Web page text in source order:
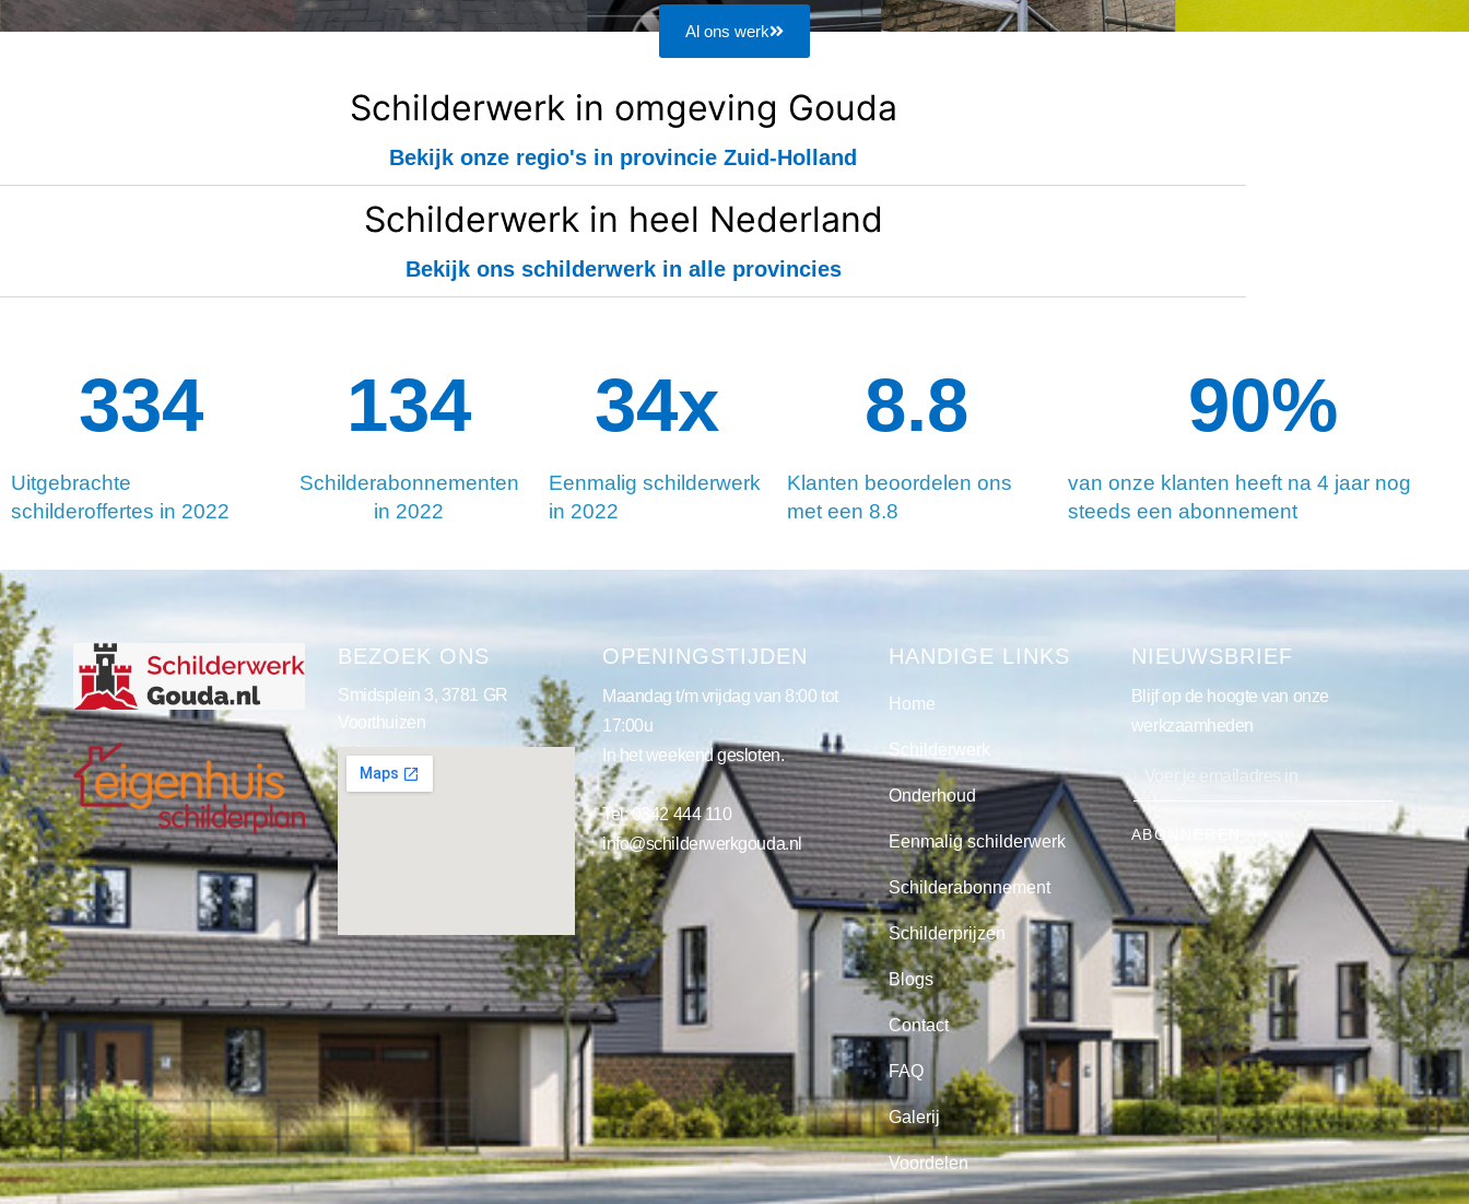
Al ons werk
Schilderwerk in omgeving Gouda
Bekijk onze regio's in provincie Zuid-Holland
Schilderwerk in heel Nederland
Bekijk ons schilderwerk in alle provincies
Uitgebrachte
schilderoffertes in 2022
334
Schilderabonnementen
in 2022
134
Eenmalig schilderwerk
in 2022
34x
Klanten beoordelen ons
met een 8.8
8.8
van onze klanten heeft na 4 jaar nog
steeds een abonnement
90%
BEZOEK ONS
Smidsplein 3, 3781 GR
Voorthuizen
OPENINGSTIJDEN
Maandag t/m vrijdag van 8:00 tot
17:00u
In het weekend gesloten.
Tel:0342 444 110
info@schilderwerkgouda.nl
HANDIGE LINKS
Home
Schilderwerk
Onderhoud
Eenmalig schilderwerk
Schilderabonnement
Schilderprijzen
Blogs
Contact
FAQ
Galerij
Voordelen
NIEUWSBRIEF
Blijf op de hoogte van onze
werkzaamheden
ABONNEREN ⟶